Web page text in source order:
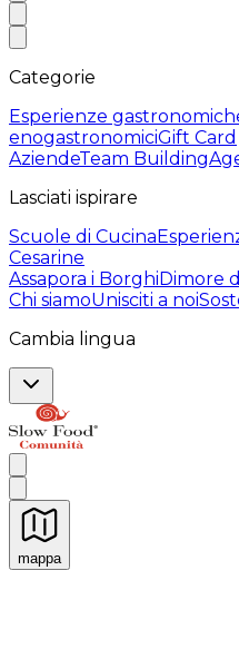
Categorie
Esperienze
enogastronomiciGift Card
AziendeTeam Building
Lasciati ispirare
Scuole di Cucina
Cesarine
Assapora i BorghiDimore
Chi siamoUnisciti a noi
Cambia lingua
mappa
Esperienze culinarie